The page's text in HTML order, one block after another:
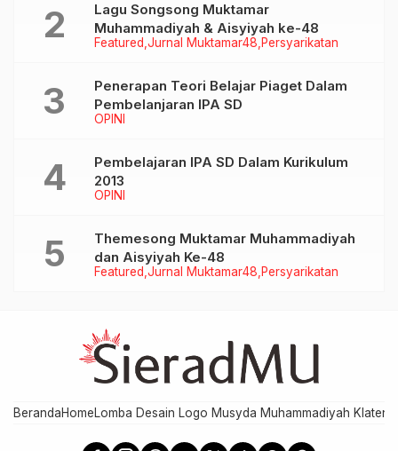
Featured Jurnal Muktamar48 Persyarikatan
Lagu Songsong Muktamar
Muhammadiyah & Aisyiyah ke-48
OPINI
Penerapan Teori Belajar Piaget Dalam
Pembelanjaran IPA SD
OPINI
Pembelajaran IPA SD Dalam Kurikulum
2013
Featured Jurnal Muktamar48 Persyarikatan
Themesong Muktamar Muhammadiyah
dan Aisyiyah Ke-48
BerandaHomeLomba Desain Logo Musyda Muhammadiyah Klaten